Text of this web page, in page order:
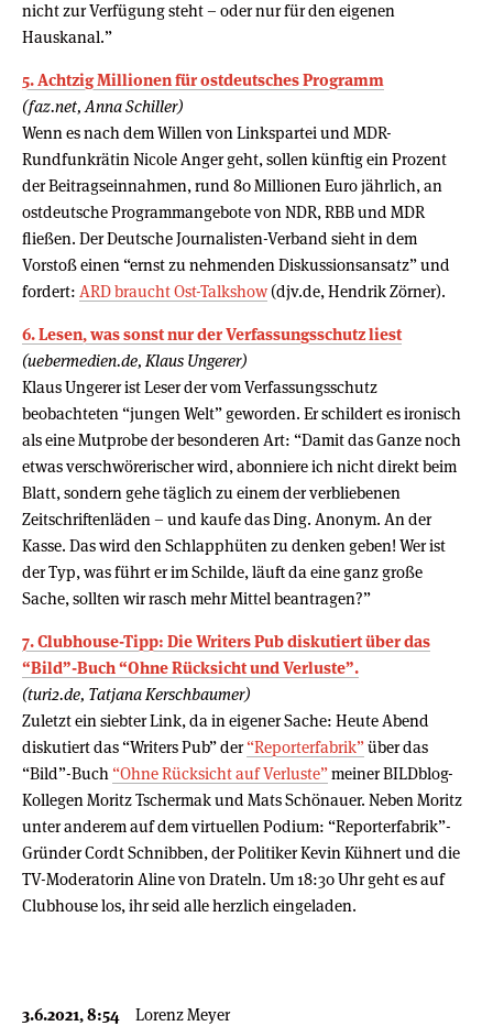
nicht zur Verfügung steht – oder nur für den eigenen
Hauskanal.”
5. Achtzig Millionen für ostdeutsches Programm
(faz.net, Anna Schiller)
Wenn es nach dem Willen von Linkspartei und MDR-
Rundfunkrätin Nicole Anger geht, sollen künftig ein Prozent
der Beitragseinnahmen, rund 80 Millionen Euro jährlich, an
ostdeutsche Programmangebote von NDR, RBB und MDR
fließen. Der Deutsche Journalisten-Verband sieht in dem
Vorstoß einen “ernst zu nehmenden Diskussionsansatz” und
fordert: ARD braucht Ost-Talkshow (djv.de, Hendrik Zörner).
6. Lesen, was sonst nur der Verfassungsschutz liest
(uebermedien.de, Klaus Ungerer)
Klaus Ungerer ist Leser der vom Verfassungsschutz
beobachteten “jungen Welt” geworden. Er schildert es ironisch
als eine Mutprobe der besonderen Art: “Damit das Ganze noch
etwas verschwörerischer wird, abonniere ich nicht direkt beim
Blatt, sondern gehe täglich zu einem der verbliebenen
Zeitschriftenläden – und kaufe das Ding. Anonym. An der
Kasse. Das wird den Schlapphüten zu denken geben! Wer ist
der Typ, was führt er im Schilde, läuft da eine ganz große
Sache, sollten wir rasch mehr Mittel beantragen?”
7. Clubhouse-Tipp: Die Writers Pub diskutiert über das
“Bild”-Buch “Ohne Rücksicht und Verluste”.
(turi2.de, Tatjana Kerschbaumer)
Zuletzt ein siebter Link, da in eigener Sache: Heute Abend
diskutiert das “Writers Pub” der“Reporterfabrik”über das
“Bild”-Buch “Ohne Rücksicht auf Verluste”meiner BILDblog-
Kollegen Moritz Tschermak und Mats Schönauer. Neben Moritz
unter anderem auf dem virtuellen Podium: “Reporterfabrik”-
Gründer Cordt Schnibben, der Politiker Kevin Kühnert und die
TV-Moderatorin Aline von Drateln. Um 18:30 Uhr geht es auf
Clubhouse los, ihr seid alle herzlich eingeladen.
3.6.2021, 8:54 Lorenz Meyer